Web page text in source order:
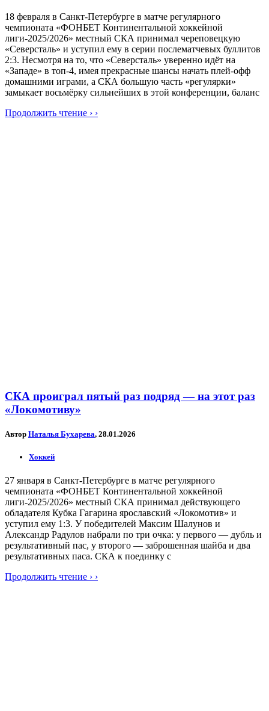
18 февраля в Санкт-Петербурге в матче регулярного
чемпионата «ФОНБЕТ Континентальной хоккейной
лиги-2025/2026» местный СКА принимал череповецкую
«Северсталь» и уступил ему в серии послематчевых буллитов
2:3. Несмотря на то, что «Северсталь» уверенно идёт на
«Западе» в топ-4, имея прекрасные шансы начать плей-офф
домашними играми, а СКА большую часть «регулярки»
замыкает восьмёрку сильнейших в этой конференции, баланс
Продолжить чтение › ›
СКА проиграл пятый раз подряд — на этот раз
«Локомотиву»
Автор Наталья Бухарева, 28.01.2026
Хоккей
27 января в Санкт-Петербурге в матче регулярного
чемпионата «ФОНБЕТ Континентальной хоккейной
лиги-2025/2026» местный СКА принимал действующего
обладателя Кубка Гагарина ярославский «Локомотив» и
уступил ему 1:3. У победителей Максим Шалунов и
Александр Радулов набрали по три очка: у первого — дубль и
результативный пас, у второго — заброшенная шайба и два
результативных паса. СКА к поединку с
Продолжить чтение › ›